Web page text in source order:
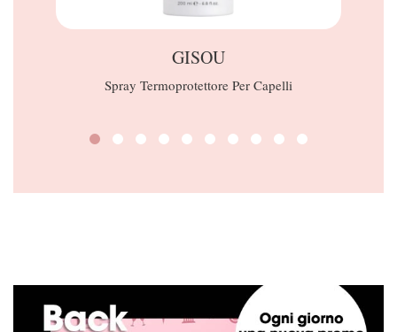
GISOU
Spray Termoprotettore Per Capelli